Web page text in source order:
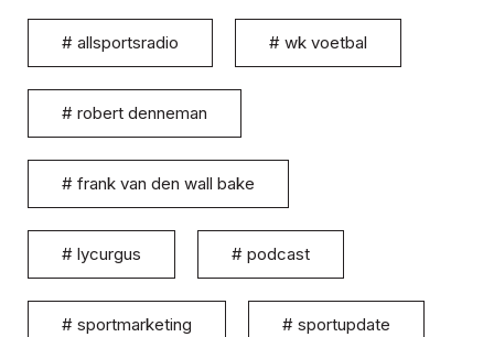
# allsportsradio # wk voetbal
# robert denneman
# frank van den wall bake
# lycurgus # podcast
# sportmarketing # sportupdate